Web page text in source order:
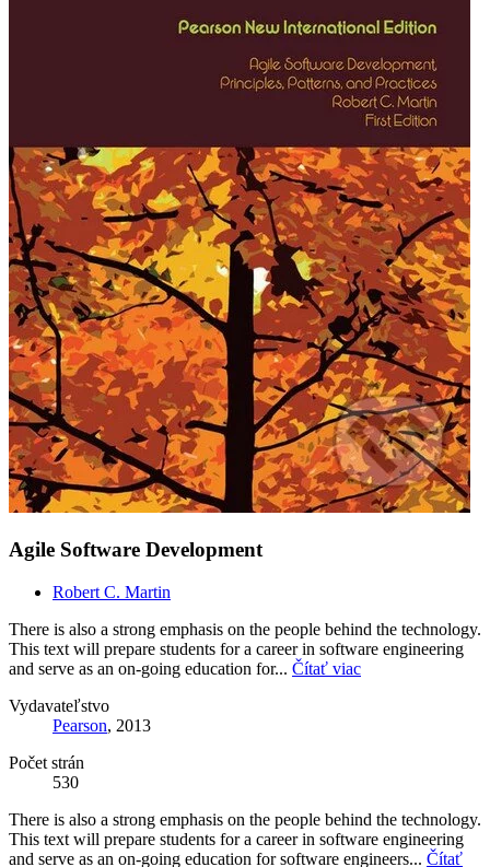
Agile Software Development
Robert C. Martin
There is also a strong emphasis on the people behind the technology.
This text will prepare students for a career in software engineering
and serve as an on-going education for... Čítať viac
Vydavateľstvo
Pearson, 2013
Počet strán
530
There is also a strong emphasis on the people behind the technology.
This text will prepare students for a career in software engineering
and serve as an on-going education for software engineers... Čítať